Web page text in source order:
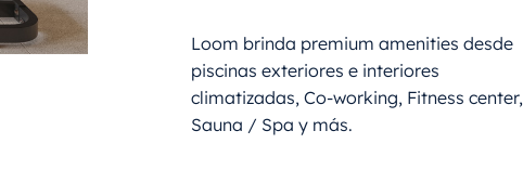
Loom brinda premium amenities desde
piscinas exteriores e interiores
climatizadas, Co-working, Fitness center,
Sauna / Spa y más.